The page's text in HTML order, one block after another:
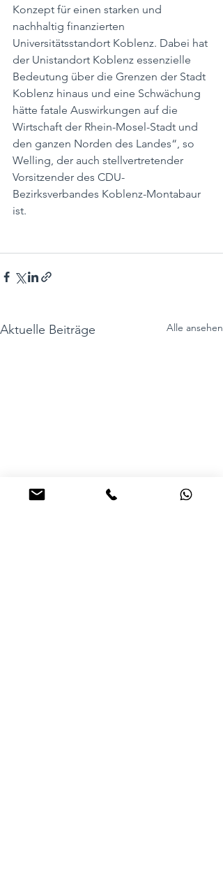
Konzept für einen starken und
nachhaltig finanzierten
Universitätsstandort Koblenz. Dabei hat
der Unistandort Koblenz essenzielle
Bedeutung über die Grenzen der Stadt
Koblenz hinaus und eine Schwächung
hätte fatale Auswirkungen auf die
Wirtschaft der Rhein-Mosel-Stadt und
den ganzen Norden des Landes“, so
Welling, der auch stellvertretender
Vorsitzender des CDU-
Bezirksverbandes Koblenz-Montabaur
ist.
Aktuelle Beiträge Alle ansehen